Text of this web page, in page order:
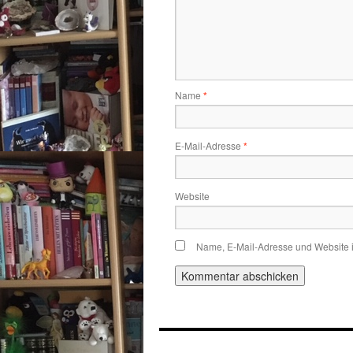
Name *
E-Mail-Adresse *
Website
Name, E-Mail-Adresse und